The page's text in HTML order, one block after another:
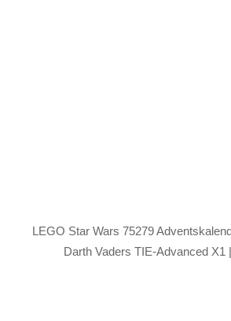
LEGO Star Wars 75279
Darth Vaders TIE-Advanced